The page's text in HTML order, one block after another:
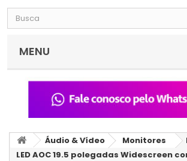
MENU
Áudio & Vídeo Monitores
LED AOC 19.5 polegadas Widescreen